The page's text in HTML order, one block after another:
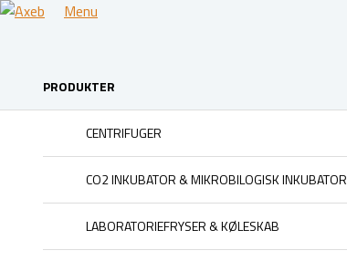
Menu
PRODUKTER
CENTRIFUGER
CO2 INKUBATOR & MIKROBILOGISK INKUBATOR
LABORATORIEFRYSER & KØLESKAB